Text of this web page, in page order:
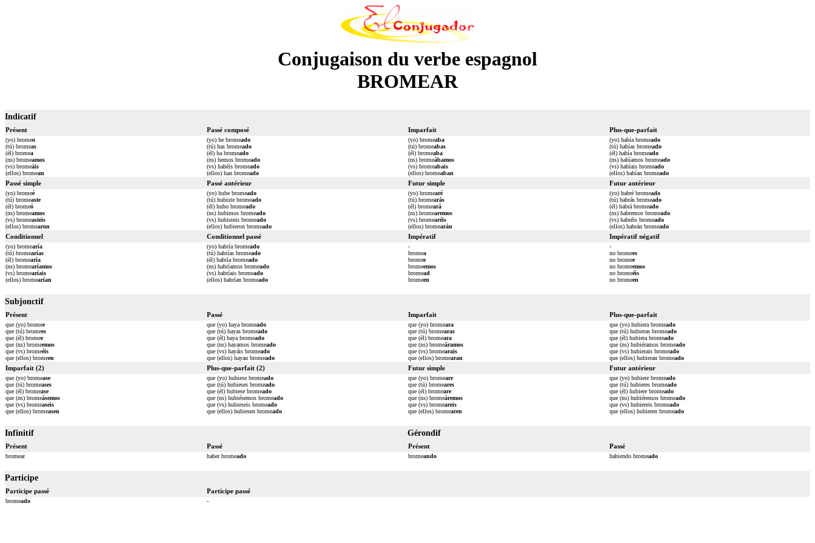
Conjugaison du verbe espagnol
BROMEAR
Indicatif
Présent Passé composé Imparfait Plus-que-parfait
(yo) bromeo
(tú) bromeas
(él) bromea
(ns) bromeamos
(vs) bromeáis
(ellos) bromean
(yo) he bromeado
(tú) has bromeado
(él) ha bromeado
(ns) hemos bromeado
(vs) habéis bromeado
(ellos) han bromeado
(yo) bromeaba
(tú) bromeabas
(él) bromeaba
(ns) bromeábamos
(vs) bromeabais
(ellos) bromeaban
(yo) había bromeado
(tú) habías bromeado
(él) había bromeado
(ns) habíamos bromeado
(vs) habíais bromeado
(ellos) habían bromeado
Passé simple Passé antérieur Futur simple Futur antérieur
(yo) bromeé
(tú) bromeaste
(él) bromeó
(ns) bromeamos
(vs) bromeasteis
(ellos) bromearon
(yo) hube bromeado
(tú) hubiste bromeado
(él) hubo bromeado
(ns) hubimos bromeado
(vs) hubisteis bromeado
(ellos) hubieron bromeado
(yo) bromearé
(tú) bromearás
(él) bromeará
(ns) bromearemos
(vs) bromearéis
(ellos) bromearán
(yo) habré bromeado
(tú) habrás bromeado
(él) habrá bromeado
(ns) habremos bromeado
(vs) habréis bromeado
(ellos) habrán bromeado
Conditionnel Conditionnel passé Impératif Impératif négatif
(yo) bromearía
(tú) bromearías
(él) bromearía
(ns) bromearíamos
(vs) bromearíais
(ellos) bromearían
(yo) habría bromeado
(tú) habrías bromeado
(él) habría bromeado
(ns) habríamos bromeado
(vs) habríais bromeado
(ellos) habrían bromeado
-
bromea
bromee
bromeemos
bromead
bromeen
-
no bromees
no bromee
no bromeemos
no bromeéis
no bromeen
Subjonctif
Présent Passé Imparfait Plus-que-parfait
que (yo) bromee
que (tú) bromees
que (él) bromee
que (ns) bromeemos
que (vs) bromeéis
que (ellos) bromeen
que (yo) haya bromeado
que (tú) hayas bromeado
que (él) haya bromeado
que (ns) hayamos bromeado
que (vs) hayáis bromeado
que (ellos) hayan bromeado
que (yo) bromeara
que (tú) bromearas
que (él) bromeara
que (ns) bromeáramos
que (vs) bromearais
que (ellos) bromearan
que (yo) hubiera bromeado
que (tú) hubieras bromeado
que (él) hubiera bromeado
que (ns) hubiéramos bromeado
que (vs) hubierais bromeado
que (ellos) hubieran bromeado
Imparfait (2) Plus-que-parfait (2) Futur simple Futur antérieur
que (yo) bromease
que (tú) bromeases
que (él) bromease
que (ns) bromeásemos
que (vs) bromeaseis
que (ellos) bromeasen
que (yo) hubiese bromeado
que (tú) hubieses bromeado
que (él) hubiese bromeado
que (ns) hubiésemos bromeado
que (vs) hubieseis bromeado
que (ellos) hubiesen bromeado
que (yo) bromeare
que (tú) bromeares
que (él) bromeare
que (ns) bromeáremos
que (vs) bromeareis
que (ellos) bromearen
que (yo) hubiere bromeado
que (tú) hubieres bromeado
que (él) hubiere bromeado
que (ns) hubiéremos bromeado
que (vs) hubiereis bromeado
que (ellos) hubieren bromeado
Infinitif Gérondif
Présent Passé Présent Passé
bromear haber bromeado bromeando habiendo bromeado
Participe
Participe passé Participe passé
bromeado -